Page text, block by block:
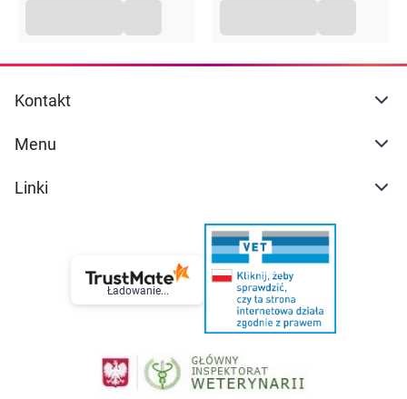
Kontakt
Menu
Linki
Ładowanie...